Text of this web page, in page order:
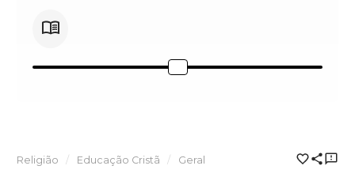
Religião Educação Cristã Geral